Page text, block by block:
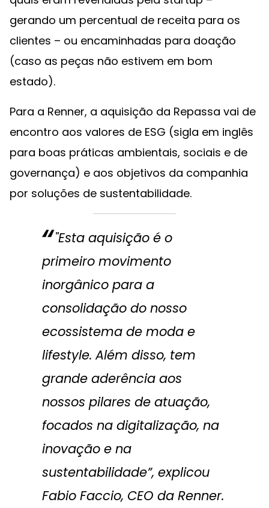
gerando um percentual de receita para os
clientes – ou encaminhadas para doação
(caso as peças não estivem em bom
estado).
Para a Renner, a aquisição da Repassa vai de
encontro aos valores de ESG (sigla em inglês
para boas práticas ambientais, sociais e de
governança) e aos objetivos da companhia
por soluções de sustentabilidade.
"Esta aquisição é o
primeiro movimento
inorgânico para a
consolidação do nosso
ecossistema de moda e
lifestyle. Além disso, tem
grande aderência aos
nossos pilares de atuação,
focados na digitalização, na
inovação e na
sustentabilidade”, explicou
Fabio Faccio, CEO da Renner.